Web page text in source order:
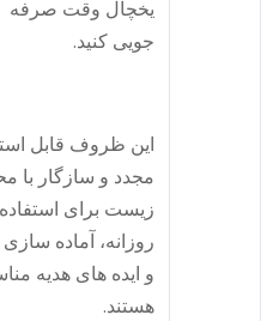
یخچال وقت صرفه
جویی کنید.
این ظروف قابل استفاده
مجدد و سازگار با محیط
زیست برای استفاده
روزانه، آماده سازی غذا
و ایده های هدیه مناسب
هستند.